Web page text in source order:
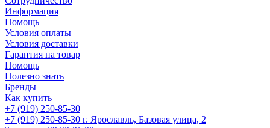
Информация
Помощь
Условия оплаты
Условия доставки
Гарантия на товар
Помощь
Полезно знать
Бренды
Как купить
+7 (919) 250-85-30
+7 (919) 250-85-30 г. Ярославль, Базовая улица, 2